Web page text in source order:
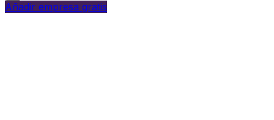
Añadir empresa gratis